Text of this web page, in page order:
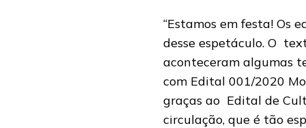
“Estamos em festa! Os
desse espetáculo. O
aconteceram algumas
com Edital 001/2020
graças ao Edital de
circulação, que é tão